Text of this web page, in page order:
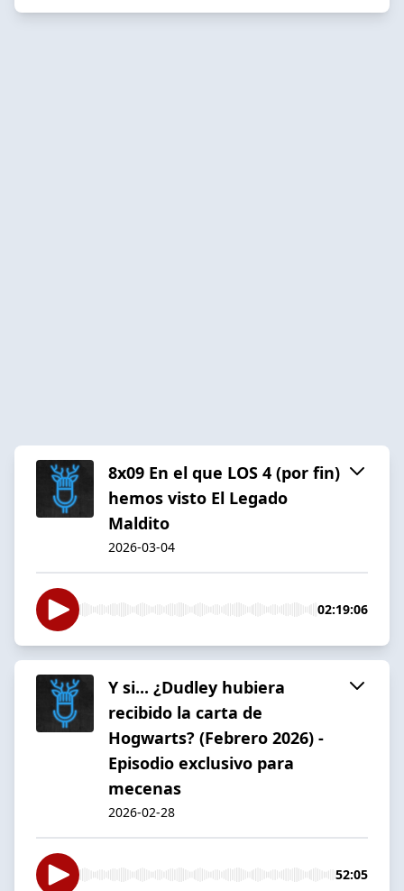
8x09 En el que LOS 4 (por fin)
hemos visto El Legado
Maldito
2026-03-04
02:19:06
Y si... ¿Dudley hubiera
recibido la carta de
Hogwarts? (Febrero 2026) -
Episodio exclusivo para
mecenas
2026-02-28
52:05